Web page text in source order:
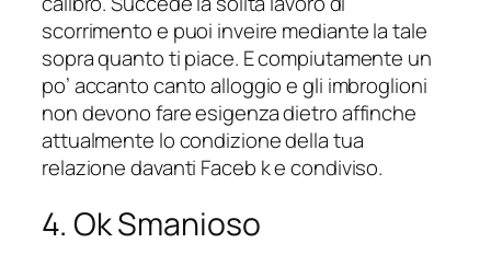
scorrimento e puoi inveire mediante la tale
sopra quanto ti piace. E compiutamente un
po’ accanto canto alloggio e gli imbroglioni
non devono fare esigenza dietro affinche
attualmente lo condizione della tua
relazione davanti Faceb k e condiviso.
4. Ok Smanioso